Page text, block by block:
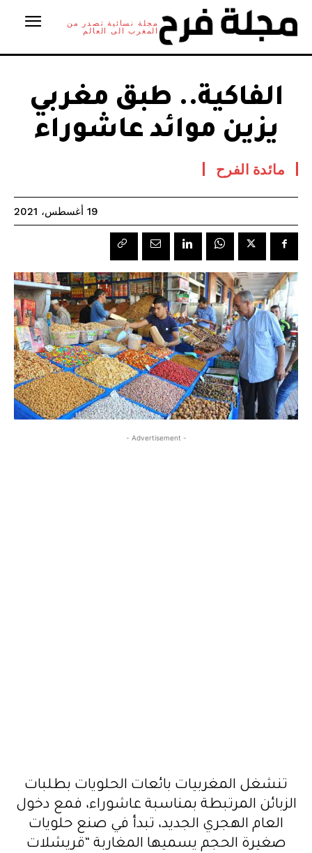
مجلة نسائية تصدر من
المغرب الى العالم
الفاكية.. طبق مغربي
يزين موائد عاشوراء
مائدة الفرح
19 أغسطس، 2021
- Advertisement -
تنشغل المغربيات بائعات الحلويات بطلبات
الزبائن المرتبطة بمناسبة عاشوراء، فمع دخول
العام الهجري الجديد، تبدأ في صنع حلويات
صغيرة الحجم يسميها المغاربة “قريشلات